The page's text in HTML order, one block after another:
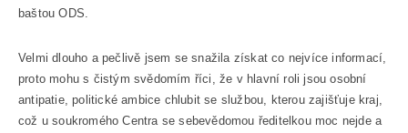
baštou ODS.
Velmi dlouho a pečlivě jsem se snažila získat co nejvíce informací,
proto mohu s čistým svědomím říci, že v hlavní roli jsou osobní
antipatie, politické ambice chlubit se službou, kterou zajišťuje kraj,
což u soukromého Centra se sebevědomou ředitelkou moc nejde a